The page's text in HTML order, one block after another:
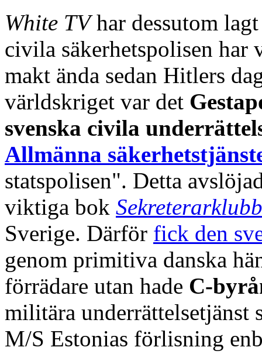
White TVhar dessutom
civila säkerhetspolisen har
makt ända sedan Hitlers
världskriget var det
svenska civila
Allmänna
statspolisen". Detta
viktiga bok
Sverige. Därför fick den
genom primitiva danska
förrädare utan hade C-
militära
M/S Estonias förlisning